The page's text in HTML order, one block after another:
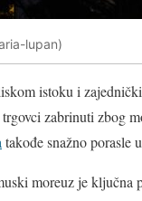
lupan)
istoku i
zabrinuti zbog
takođe snažno porasle
moreuz je